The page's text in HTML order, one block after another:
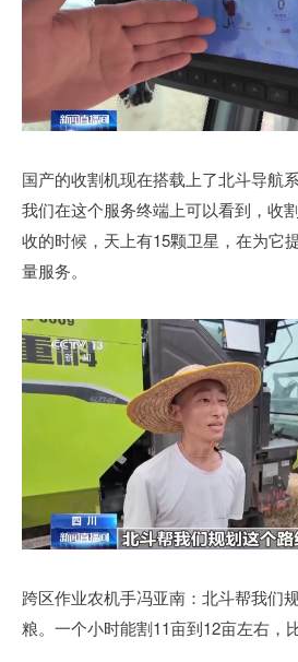
国产的收割机现在搭载上了北斗导航
我们在这个服务终端上可以看到，收
收的时候，天上有15颗卫星，在为它
量服务。
跨区作业农机手冯亚南：北斗帮我们
粮。一个小时能割11亩到12亩左右，